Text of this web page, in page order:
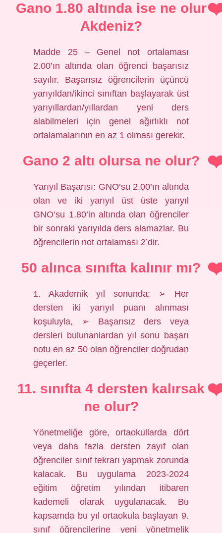
Gano 1.80 altında ise ne olur
Akdeniz?
Madde 25 – Genel not ortalaması
2.00’ın altında olan öğrenci başarısız
sayılır. Başarısız öğrencilerin üçüncü
yarıyıldan/ikinci sınıftan başlayarak üst
yarıyıllardan/yıllardan yeni ders
alabilmeleri için genel ağırlıklı not
ortalamalarının en az 1 olması gerekir.
Gano 2 altı olursa ne olur?
Yarıyıl Başarısı: GNO’su 2.00’ın altında
olan ve iki yarıyıl üst üste yarıyıl
GNO’su 1.80’in altında olan öğrenciler
bir sonraki yarıyılda ders alamazlar. Bu
öğrencilerin not ortalaması 2’dir.
50 alınca sınıfta kalınır mı?
1. Akademik yıl sonunda; ➢ Her
dersten iki yarıyıl puanı alınması
koşuluyla, ➢ Başarısız ders veya
dersleri bulunanlardan yıl sonu başarı
notu en az 50 olan öğrenciler doğrudan
geçerler.
11. sınıfta 4 dersten kalırsak
ne olur?
Yönetmeliğe göre, ortaokullarda dört
veya daha fazla dersten zayıf olan
öğrenciler sınıf tekrarı yapmak zorunda
kalacak. Bu uygulama 2023-2024
eğitim öğretim yılından itibaren
kademeli olarak uygulanacak. Bu
kapsamda bu yıl ortaokula başlayan 9.
sınıf öğrencilerine yeni yönetmelik